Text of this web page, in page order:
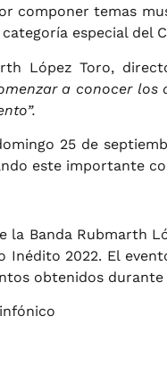
componer temas
especial del
López Toro,
a conocer
25 de
este importante
la Banda Rubmarth
Inédito 2022. El
obtenidos